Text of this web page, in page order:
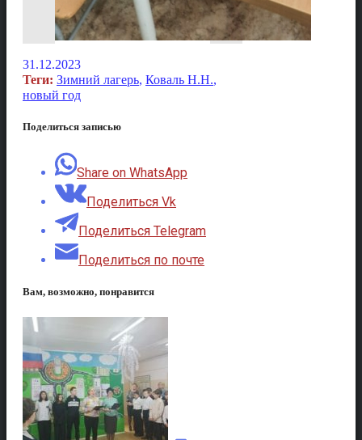
31.12.2023
Теги: Зимний лагерь, Коваль Н.Н.,
новый год
Поделиться записью
Share on WhatsApp
Поделиться Vk
Поделиться Telegram
Поделиться по почте
Вам, возможно, понравится